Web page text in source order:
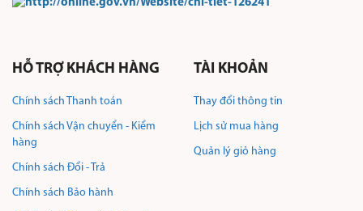
HỖ TRỢ KHÁCH HÀNG
Chính sách Thanh toán
Chính sách Vận chuyển - Kiểm
hàng
Chính sách Đổi - Trả
Chính sách Bảo hành
TÀI KHOẢN
Thay đổi thông tin
Lịch sử mua hàng
Quản lý giỏ hàng